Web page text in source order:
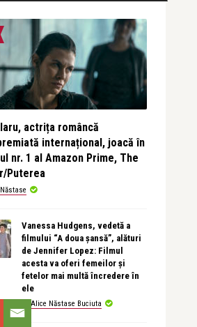
actrița româncă
internațional, joacă în
nr. 1 al Amazon Prime, The
Puterea
Vanessa Hudgens, vedetă a
filmului “A doua șansă”, alături
de Jennifer Lopez: Filmul
acesta va oferi femeilor și
fetelor mai multă încredere în
ele
Alice Năstase Buciuta